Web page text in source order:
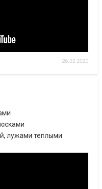
26.02.2020
лужами теплыми